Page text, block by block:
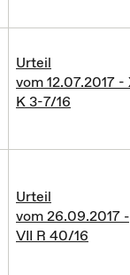
Urteil
vom 12.07.2017 -
K 3-7/16
Urteil
vom 26.09.2017 -
VII R 40/16